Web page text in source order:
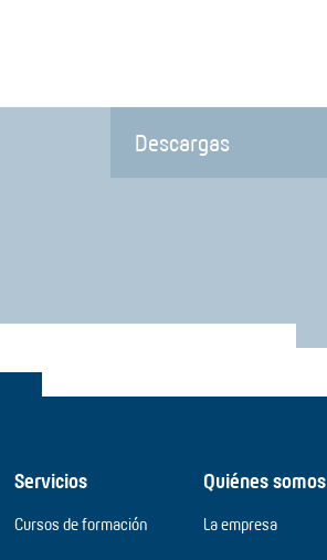
Descargas
Servicios
Cursos de formación
Quiénes somos
La empresa